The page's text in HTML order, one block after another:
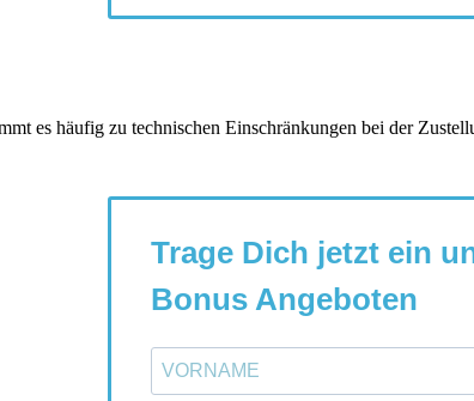
es häufig zu technischen Einschränkungen bei der
Trage Dich jetzt ein
Bonus Angeboten